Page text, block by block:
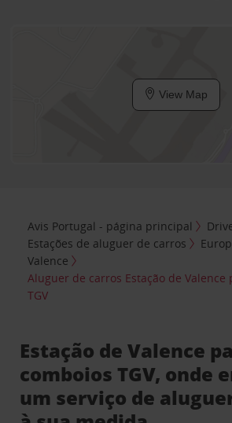
View Map
Avis Portugal - página principal
Estações de aluguer de carros
Valence
Aluguer de carros Estação de Valence
TGV
Estação de Valence
comboios TGV, onde
um serviço de